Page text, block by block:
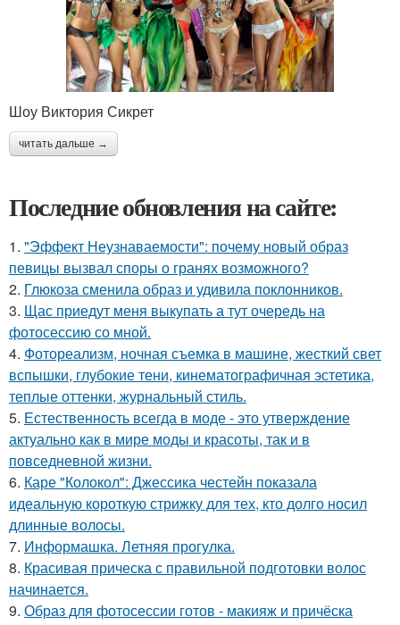
Шоу Виктория Сикрет
читать дальше →
Последние обновления на сайте:
1. "Эффект Неузнаваемости": почему новый образ
певицы вызвал споры о гранях возможного?
2. Глюкоза сменила образ и удивила поклонников.
3. Щас приедут меня выкупать а тут очередь на
фотосессию со мной.
4. Фотореализм, ночная съемка в машине, жесткий свет
вспышки, глубокие тени, кинематографичная эстетика,
теплые оттенки, журнальный стиль.
5. Естественность всегда в моде - это утверждение
актуально как в мире моды и красоты, так и в
повседневной жизни.
6. Каре "Колокол": Джессика честейн показала
идеальную короткую стрижку для тех, кто долго носил
длинные волосы.
7. Информашка. Летняя прогулка.
8. Красивая прическа с правильной подготовки волос
начинается.
9. Образ для фотосессии готов - макияж и причёска